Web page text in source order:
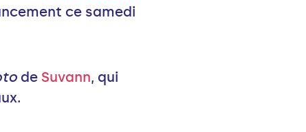
ce samedi
de Suvann, qui